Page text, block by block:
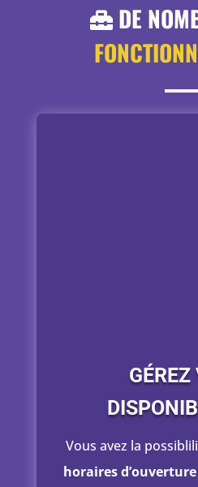
DE
GÉREZ
Vous avez la
horaires d’ouverture